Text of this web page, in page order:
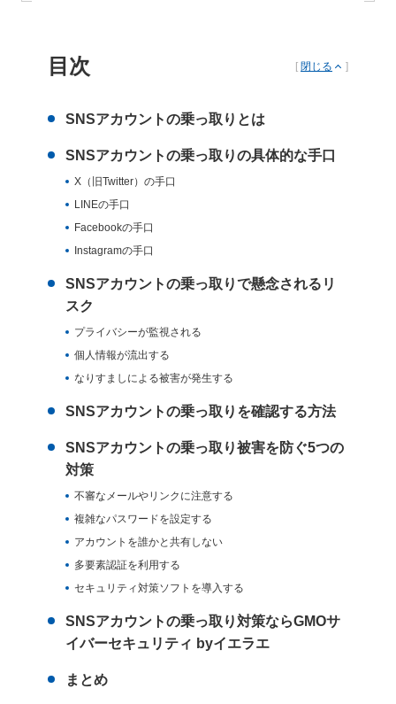
目次 [ 閉じる ]
SNSアカウントの乗っ取りとは
SNSアカウントの乗っ取りの具体的な手口
X（旧Twitter）の手口
LINEの手口
Facebookの手口
Instagramの手口
SNSアカウントの乗っ取りで懸念されるリ
スク
プライバシーが監視される
個人情報が流出する
なりすましによる被害が発生する
SNSアカウントの乗っ取りを確認する方法
SNSアカウントの乗っ取り被害を防ぐ5つの
対策
不審なメールやリンクに注意する
複雑なパスワードを設定する
アカウントを誰かと共有しない
多要素認証を利用する
セキュリティ対策ソフトを導入する
SNSアカウントの乗っ取り対策ならGMOサ
イバーセキュリティ byイエラエ
まとめ